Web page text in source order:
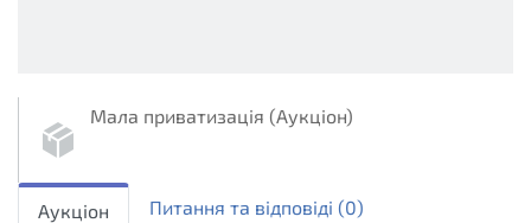
Мала приватизація (Аукціон)
Аукціон
Питання та вiдповiдi (0)